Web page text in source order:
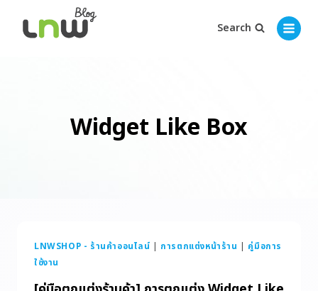
Search
Widget Like Box
LNWSHOP - ร้านค้าออนไลน์ | การตกแต่งหน้าร้าน | คู่มือการ
ใช้งาน